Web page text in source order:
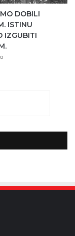
DOBILI
ISTINU
IZGUBITI